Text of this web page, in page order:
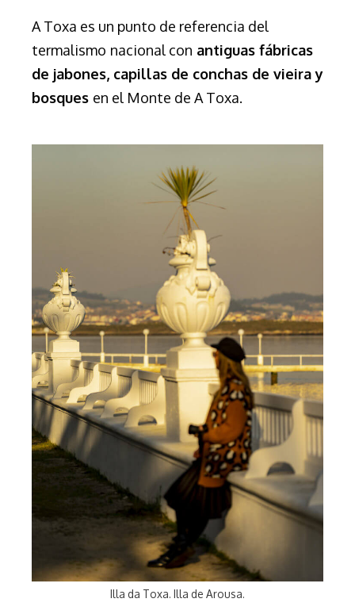
A Toxa es un punto de referencia del
termalismo nacional con antiguas fábricas
de jabones, capillas de conchas de vieira y
bosques en el Monte de A Toxa.
Illa da Toxa. Illa de Arousa.